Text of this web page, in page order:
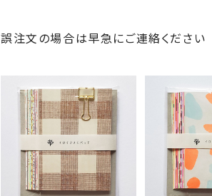
誤注文の場合は早急にご連絡ください